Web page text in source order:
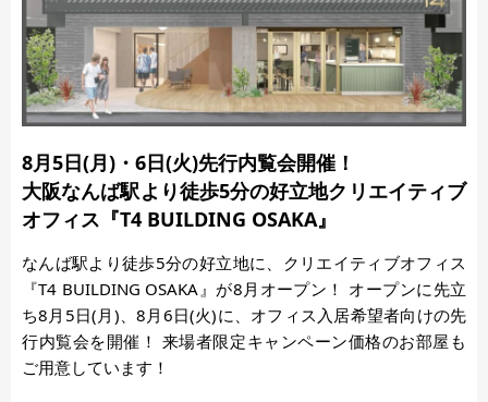
8月5日(月)・6日(火)先行内覧会開催！
大阪なんば駅より徒歩5分の好立地クリエイティブ
オフィス『T4 BUILDING OSAKA』
なんば駅より徒歩5分の好立地に、クリエイティブオフィス
『T4 BUILDING OSAKA』が8月オープン！ オープンに先立
ち8月5日(月)、8月6日(火)に、オフィス入居希望者向けの先
行内覧会を開催！ 来場者限定キャンペーン価格のお部屋も
ご用意しています！